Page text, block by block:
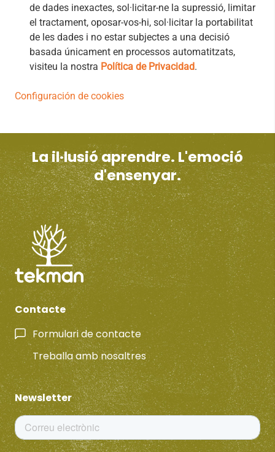
de dades inexactes, sol·licitar-ne la supressió, limitar
el tractament, oposar-vos-hi, sol·licitar la portabilitat
de les dades i no estar subjectes a una decisió
basada únicament en processos automatitzats,
visiteu la nostra Política de Privacidad.
Configuración de cookies
La il·lusió aprendre. L'emoció
d'ensenyar.
Contacte
Formulari de contacte
Treballa amb nosaltres
Newsletter